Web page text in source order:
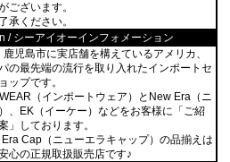
ございます。
承ください。
/ シーアイオーインフォメーション
鹿児島市に実店舗を構えているアメリカ、
の最先端の流行を取り入れたインポートセ
ップです。
（インポートウェア）とNew Era（ニ
、EK（イーケー）などをお客様に「ご紹
」しております。
Cap（ニューエラキャップ）の品揃えは
心の正規取扱販売店です♪